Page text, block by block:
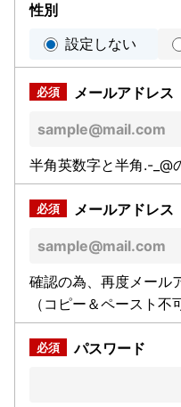
性別
設定しない
メールアドレス
半角英数字と半角.-_@
メールアドレス
確認の為、再度メール
（コピー＆ペースト不
パスワード